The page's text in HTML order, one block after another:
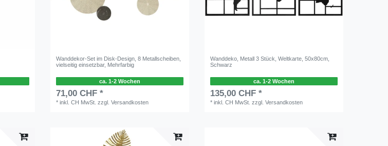
Wanddekor-Set im Disk-Design, 8 Metallscheiben,
vielseitig einsetzbar, Mehrfarbig
ca. 1-2 Wochen
71,00 CHF *
*inkl. CH MwSt. zzgl.Versandkosten
Wanddeko, Metall 3 Stück, Weltkarte, 50x80cm,
Schwarz
ca. 1-2 Wochen
135,00 CHF *
*inkl. CH MwSt. zzgl.Versandkosten